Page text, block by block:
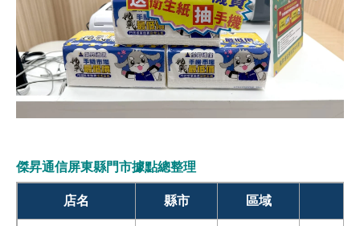
傑昇通信屏東縣門市據點總整理
店名
縣市
區域